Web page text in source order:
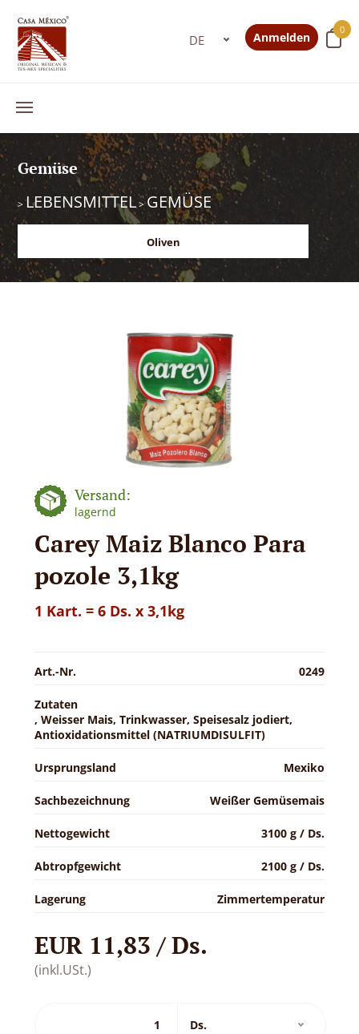
0
Anmelden
Gemüse
>LEBENSMITTEL>GEMÜSE
Oliven
Versand:
lagernd
Carey Maiz Blanco Para
pozole 3,1kg
1 Kart. = 6 Ds. x 3,1kg
Art.-Nr. 0249
Zutaten
, Weisser Mais, Trinkwasser, Speisesalz jodiert,
Antioxidationsmittel (NATRIUMDISULFIT)
Ursprungsland Mexiko
Sachbezeichnung Weißer Gemüsemais
Nettogewicht 3100 g / Ds.
Abtropfgewicht 2100 g / Ds.
Lagerung Zimmertemperatur
EUR 11,83 / Ds.
(inkl.USt.)